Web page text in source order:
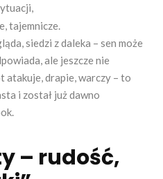
tajemnicze.
siedzi z daleka – sen może
ale jeszcze nie
atakuje, drapie, warczy – to
i został już dawno
– rudość,